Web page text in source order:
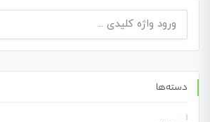
جستجو
دسته‌ها